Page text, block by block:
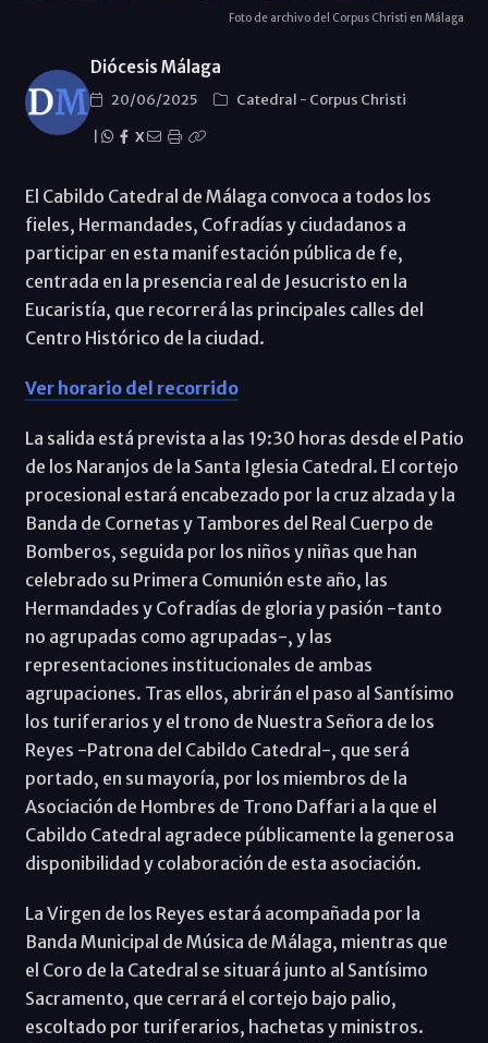
Foto de archivo del Corpus Christi en Málaga
Diócesis Málaga
20/06/2025 Catedral - Corpus Christi
X
El Cabildo Catedral de Málaga convoca a todos los
fieles, Hermandades, Cofradías y ciudadanos a
participar en esta manifestación pública de fe,
centrada en la presencia real de Jesucristo en la
Eucaristía, que recorrerá las principales calles del
Centro Histórico de la ciudad.
Ver horario del recorrido
La salida está prevista a las 19:30 horas desde el Patio
de los Naranjos de la Santa Iglesia Catedral. El cortejo
procesional estará encabezado por la cruz alzada y la
Banda de Cornetas y Tambores del Real Cuerpo de
Bomberos, seguida por los niños y niñas que han
celebrado su Primera Comunión este año, las
Hermandades y Cofradías de gloria y pasión -tanto
no agrupadas como agrupadas-, y las
representaciones institucionales de ambas
agrupaciones. Tras ellos, abrirán el paso al Santísimo
los turiferarios y el trono de Nuestra Señora de los
Reyes -Patrona del Cabildo Catedral-, que será
portado, en su mayoría, por los miembros de la
Asociación de Hombres de Trono Daffari a la que el
Cabildo Catedral agradece públicamente la generosa
disponibilidad y colaboración de esta asociación.
La Virgen de los Reyes estará acompañada por la
Banda Municipal de Música de Málaga, mientras que
el Coro de la Catedral se situará junto al Santísimo
Sacramento, que cerrará el cortejo bajo palio,
escoltado por turiferarios, hachetas y ministros.